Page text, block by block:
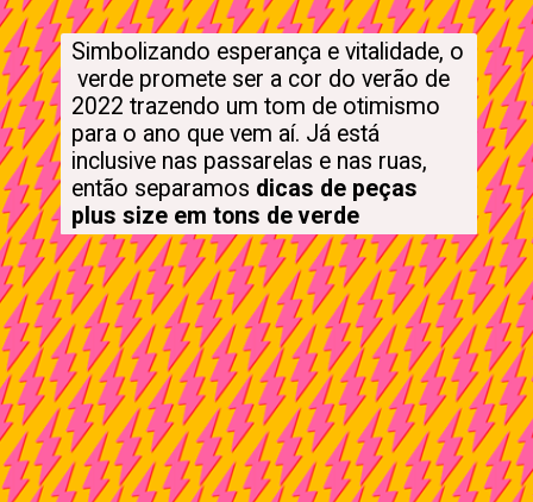
Simbolizando esperança e vitalidade, o
verde promete ser a cor do verão de
2022 trazendo um tom de otimismo
para o ano que vem aí. Já está
inclusive nas passarelas e nas ruas,
então separamos dicas de peças
plus size em tons de verde